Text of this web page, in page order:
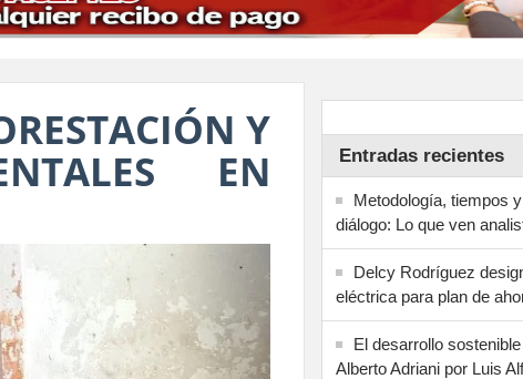
Y
EN
Entradas recientes
Metodología, tiempos
diálogo: Lo que ven
Delcy Rodríguez
eléctrica para plan de
El desarrollo
Alberto Adriani por Luis